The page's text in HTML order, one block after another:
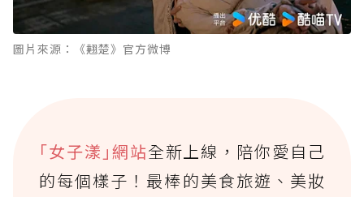
圖片來源：《翹楚》官方微博
｢女子漾｣網站全新上線，陪你愛自己
的每個樣子！最棒的美食旅遊、美妝